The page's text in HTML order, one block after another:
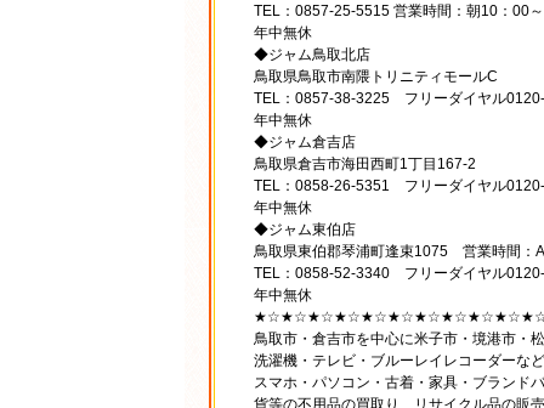
TEL：0857-25-5515 営業時間：朝10：00
年中無休
◆ジャム鳥取北店
鳥取県鳥取市南隈トリニティモールC
TEL：0857-38-3225 フリーダイヤル
年中無休
◆ジャム倉吉店
鳥取県倉吉市海田西町1丁目167-2
TEL：0858-26-5351 フリーダイヤル
年中無休
◆ジャム東伯店
鳥取県東伯郡琴浦町逢束1075 営業時間：
TEL：0858-52-3340 フリーダイヤル
年中無休
鳥取市・倉吉市を中心に米子市・境港市・
洗濯機・テレビ・ブルーレイレコーダーな
スマホ・パソコン・古着・家具・ブランド